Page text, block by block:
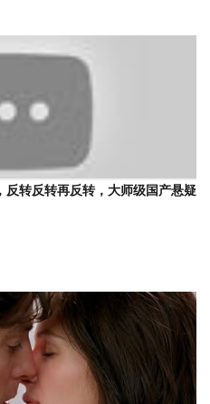
反转反转再反转，大师级国产悬疑